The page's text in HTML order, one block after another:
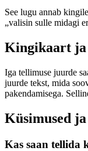
See lugu annab
„valisin sulle midagi
Kingikaart ja
Iga tellimuse juurde
juurde tekst, mida
pakendamisega.
Küsimused ja
Kas saan tellida